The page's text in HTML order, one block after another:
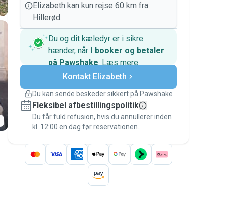
Elizabeth kan kun rejse 60 km fra
Hillerød.
Du og dit kæledyr er i sikre
hænder, når I booker og betaler
på Pawshake. Læs mere
Sikre betalinger
Support, hvis planerne ændrer
Dækkede bookinger
Hold alt på Pawshake – fra den første
besked til betalingen – for at være dækket
af Pawshake-garantien.
Kontakt Elizabeth
Du kan sende beskeder sikkert på Pawshake
Fleksibel afbestillingspolitik
Du får fuld refusion, hvis du annullerer inden
kl. 12:00 en dag før reservationen.